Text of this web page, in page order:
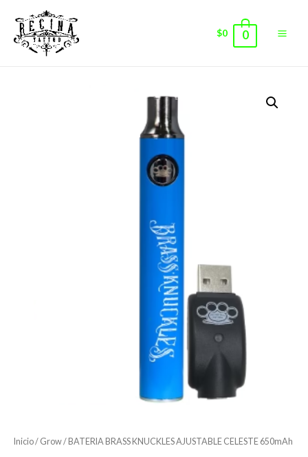
$0 0
Inicio/ Grow/ BATERIA BRASS KNUCKLES AJUSTABLE CELESTE 650mAh